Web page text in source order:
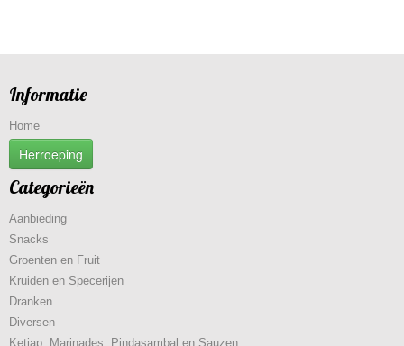
Informatie
Home
Herroeping
Categorieën
Aanbieding
Snacks
Groenten en Fruit
Kruiden en Specerijen
Dranken
Diversen
Ketjap, Marinades, Pindasambal en Sauzen